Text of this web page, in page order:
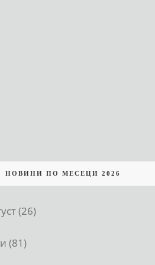
НОВИНИ ПО МЕСЕЦИ 2026
(26)
(81)